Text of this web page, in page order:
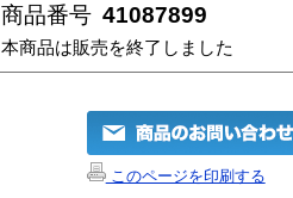
商品番号 41087899
本商品は販売を終了しました
このページを印刷する